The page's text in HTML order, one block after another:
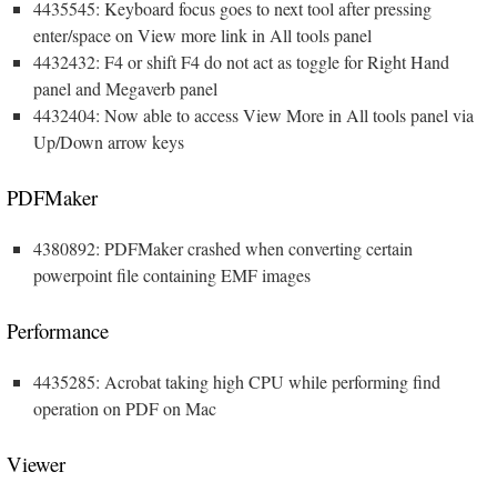
4435545: Keyboard focus goes to next tool after pressing
enter/space on View more link in All tools panel
4432432: F4 or shift F4 do not act as toggle for Right Hand
panel and Megaverb panel
4432404: Now able to access View More in All tools panel via
Up/Down arrow keys
PDFMaker
4380892: PDFMaker crashed when converting certain
powerpoint file containing EMF images
Performance
4435285: Acrobat taking high CPU while performing find
operation on PDF on Mac
Viewer